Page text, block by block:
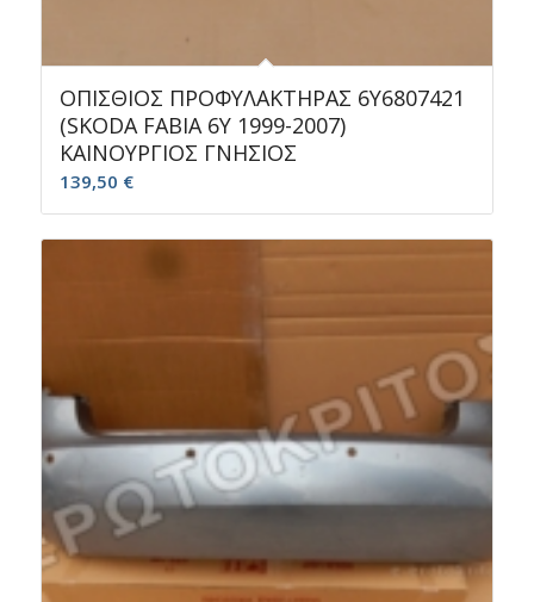
ΟΠΙΣΘΙΟΣ ΠΡΟΦΥΛΑΚΤΗΡΑΣ 6Y6807421
(SKODA FABIA 6Y 1999-2007)
ΚΑΙΝΟΥΡΓΙΟΣ ΓΝΗΣΙΟΣ
139,50 €